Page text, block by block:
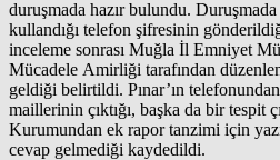
duruşmada hazır bulundu.
kullandığı telefon şifresinin
inceleme sonrası Muğla İl Emniyet
Mücadele Amirliği tarafından
geldiği belirtildi. Pınar’ın
maillerinin çıktığı, başka da bir tespit
Kurumundan ek rapor tanzimi için
cevap gelmediği kaydedildi.